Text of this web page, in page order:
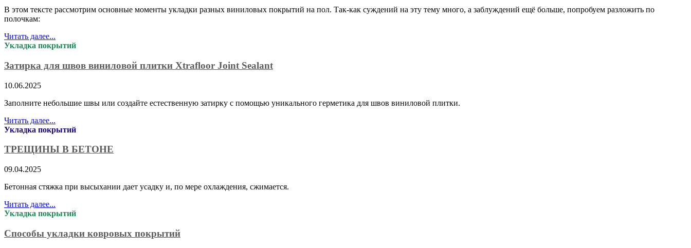
В этом тексте рассмотрим основные моменты укладки разных виниловых покрытий на пол. Так-как суждений на эту тему много, а заблуждений ещё больше, попробуем разложить по
полочкам:
Читать далее...
Укладка покрытий
Затирка для швов виниловой плитки Xtrafloor Joint Sealant
10.06.2025
Заполните небольшие швы или создайте естественную затирку с помощью уникального герметика для швов виниловой плитки.
Читать далее...
Укладка покрытий
ТРЕЩИНЫ В БЕТОНЕ
09.04.2025
Бетонная стяжка при высыхании дает усадку и, по мере охлаждения, сжимается.
Читать далее...
Укладка покрытий
Способы укладки ковровых покрытий